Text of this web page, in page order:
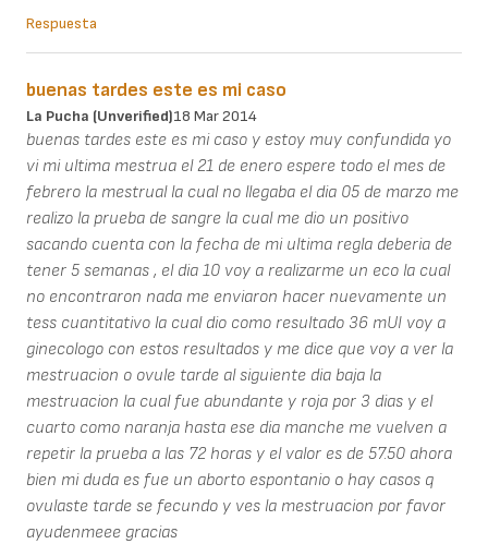
Respuesta
buenas tardes este es mi caso
La Pucha (unverified)18 Mar 2014
buenas tardes este es mi caso y estoy muy confundida yo
vi mi ultima mestrua el 21 de enero espere todo el mes de
febrero la mestrual la cual no llegaba el dia 05 de marzo me
realizo la prueba de sangre la cual me dio un positivo
sacando cuenta con la fecha de mi ultima regla deberia de
tener 5 semanas , el dia 10 voy a realizarme un eco la cual
no encontraron nada me enviaron hacer nuevamente un
tess cuantitativo la cual dio como resultado 36 mUI voy a
ginecologo con estos resultados y me dice que voy a ver la
mestruacion o ovule tarde al siguiente dia baja la
mestruacion la cual fue abundante y roja por 3 dias y el
cuarto como naranja hasta ese dia manche me vuelven a
repetir la prueba a las 72 horas y el valor es de 57.50 ahora
bien mi duda es fue un aborto espontanio o hay casos q
ovulaste tarde se fecundo y ves la mestruacion por favor
ayudenmeee gracias